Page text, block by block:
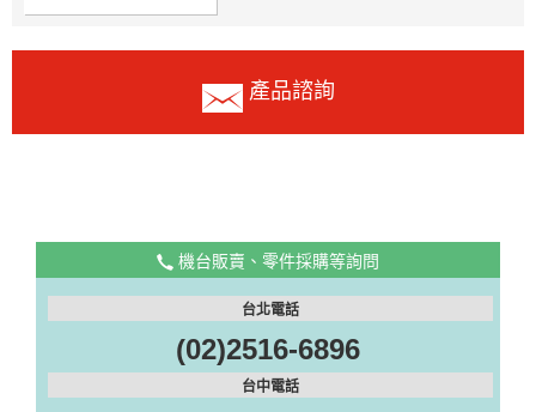
產品諮詢
機台販賣、零件採購等詢問
台北電話
(02)2516-6896
台中電話